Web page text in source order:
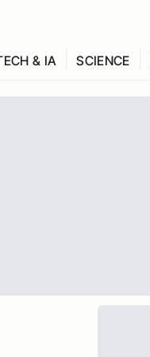
& IA SCIENCE